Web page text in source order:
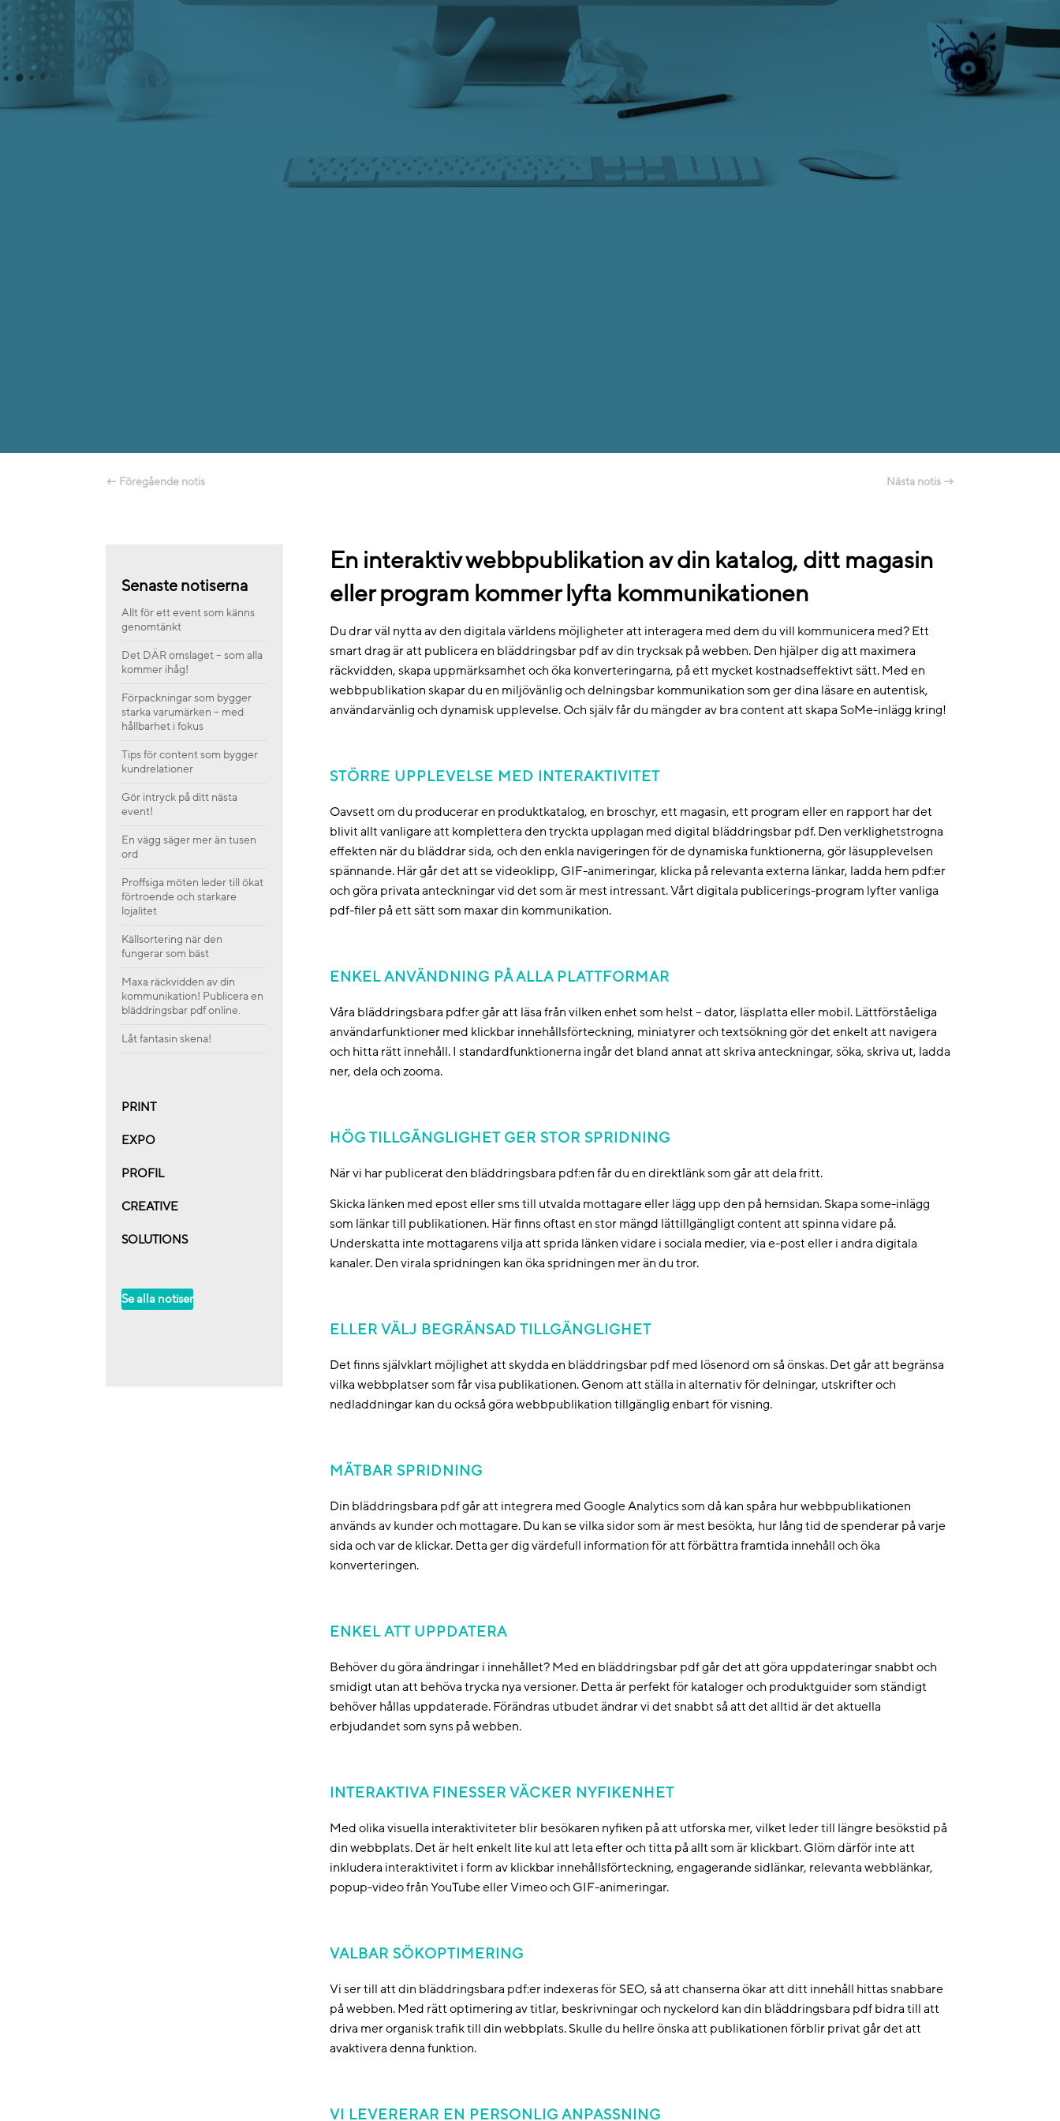
← Föregående notis Nästa notis→
Senaste notiserna
Allt för ett event som känns
genomtänkt
Det DÄR omslaget – som alla
kommer ihåg!
Förpackningar som bygger
starka varumärken – med
hållbarhet i fokus
Tips för content som bygger
kundrelationer
Gör intryck på ditt nästa
event!
En vägg säger mer än tusen
ord
Proffsiga möten leder till ökat
förtroende och starkare
lojalitet
Källsortering när den
fungerar som bäst
Maxa räckvidden av din
kommunikation! Publicera en
bläddringsbar pdf online.
Låt fantasin skena!
PRINT
EXPO
PROFIL
CREATIVE
SOLUTIONS
Se alla notiser
En interaktiv webbpublikation av din katalog, ditt magasin
eller program kommer lyfta kommunikationen
Du drar väl nytta av den digitala världens möjligheter att interagera med dem du vill kommunicera med? Ett
smart drag är att publicera en bläddringsbar pdf av din trycksak på webben. Den hjälper dig att maximera
räckvidden, skapa uppmärksamhet och öka konverteringarna, på ett mycket kostnadseffektivt sätt. Med en
webbpublikation skapar du en miljövänlig och delningsbar kommunikation som ger dina läsare en autentisk,
användarvänlig och dynamisk upplevelse. Och själv får du mängder av bra content att skapa SoMe-inlägg kring!
STÖRRE UPPLEVELSE MED INTERAKTIVITET
Oavsett om du producerar en produktkatalog, en broschyr, ett magasin, ett program eller en rapport har det
blivit allt vanligare att komplettera den tryckta upplagan med digital bläddringsbar pdf. Den verklighetstrogna
effekten när du bläddrar sida, och den enkla navigeringen för de dynamiska funktionerna, gör läsupplevelsen
spännande. Här går det att se videoklipp, GIF-animeringar, klicka på relevanta externa länkar, ladda hem pdf:er
och göra privata anteckningar vid det som är mest intressant. Vårt digitala publicerings-program lyfter vanliga
pdf-filer på ett sätt som maxar din kommunikation.
ENKEL ANVÄNDNING PÅ ALLA PLATTFORMAR
Våra bläddringsbara pdf:er går att läsa från vilken enhet som helst – dator, läsplatta eller mobil. Lättförståeliga
användarfunktioner med klickbar innehållsförteckning, miniatyrer och textsökning gör det enkelt att navigera
och hitta rätt innehåll. I standardfunktionerna ingår det bland annat att skriva anteckningar, söka, skriva ut, ladda
ner, dela och zooma.
HÖG TILLGÄNGLIGHET GER STOR SPRIDNING
När vi har publicerat den bläddringsbara pdf:en får du en direktlänk som går att dela fritt.
Skicka länken med epost eller sms till utvalda mottagare eller lägg upp den på hemsidan. Skapa some-inlägg
som länkar till publikationen. Här finns oftast en stor mängd lättillgängligt content att spinna vidare på.
Underskatta inte mottagarens vilja att sprida länken vidare i sociala medier, via e-post eller i andra digitala
kanaler. Den virala spridningen kan öka spridningen mer än du tror.
ELLER VÄLJ BEGRÄNSAD TILLGÄNGLIGHET
Det finns självklart möjlighet att skydda en bläddringsbar pdf med lösenord om så önskas. Det går att begränsa
vilka webbplatser som får visa publikationen. Genom att ställa in alternativ för delningar, utskrifter och
nedladdningar kan du också göra webbpublikation tillgänglig enbart för visning.
MÄTBAR SPRIDNING
Din bläddringsbara pdf går att integrera med Google Analytics som då kan spåra hur webbpublikationen
används av kunder och mottagare. Du kan se vilka sidor som är mest besökta, hur lång tid de spenderar på varje
sida och var de klickar. Detta ger dig värdefull information för att förbättra framtida innehåll och öka
konverteringen.
ENKEL ATT UPPDATERA
Behöver du göra ändringar i innehållet? Med en bläddringsbar pdf går det att göra uppdateringar snabbt och
smidigt utan att behöva trycka nya versioner. Detta är perfekt för kataloger och produktguider som ständigt
behöver hållas uppdaterade. Förändras utbudet ändrar vi det snabbt så att det alltid är det aktuella
erbjudandet som syns på webben.
INTERAKTIVA FINESSER VÄCKER NYFIKENHET
Med olika visuella interaktiviteter blir besökaren nyfiken på att utforska mer, vilket leder till längre besökstid på
din webbplats. Det är helt enkelt lite kul att leta efter och titta på allt som är klickbart. Glöm därför inte att
inkludera interaktivitet i form av klickbar innehållsförteckning, engagerande sidlänkar, relevanta webblänkar,
popup-video från YouTube eller Vimeo och GIF-animeringar.
VALBAR SÖKOPTIMERING
Vi ser till att din bläddringsbara pdf:er indexeras för SEO, så att chanserna ökar att ditt innehåll hittas snabbare
på webben. Med rätt optimering av titlar, beskrivningar och nyckelord kan din bläddringsbara pdf bidra till att
driva mer organisk trafik till din webbplats. Skulle du hellre önska att publikationen förblir privat går det att
avaktivera denna funktion.
VI LEVERERAR EN PERSONLIG ANPASSNING